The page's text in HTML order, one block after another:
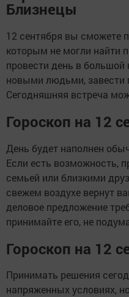
Близнецы
12 сентября вы сможете
которым не могли найти
провести день в
новыми людьми, завести
Сегодняшняя встреча
Гороскоп на 12
День будет наполнен
Если есть возможность,
семьей или близкими
свежем воздухе вернут
деловое предложение
принимайте его, не
Гороскоп на 12
Принимать решения
напряженных условиях,